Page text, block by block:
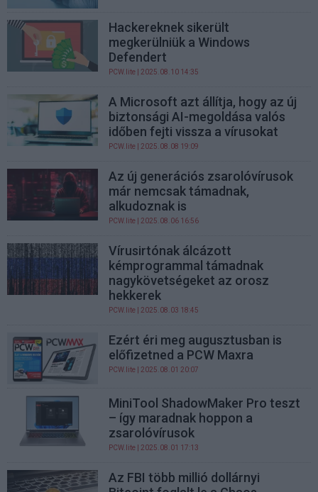
Hackereknek sikerült
megkerülniük a Windows
Defendert
PCW.lite | 2025.08.10 14:35
A Microsoft azt állítja, hogy az új
biztonsági AI-megoldása valós
időben fejti vissza a vírusokat
PCW.lite | 2025.08.08 19:09
Az új generációs zsarolóvírusok
már nemcsak támadnak,
alkudoznak is
PCW.lite | 2025.08.06 16:56
Vírusirtónak álcázott
kémprogrammal támadnak
nagykövetségeket az orosz
hekkerek
PCW.lite | 2025.08.03 18:45
Ezért éri meg augusztusban is
előfizetned a PCW Maxra
PCW.lite | 2025.08.01 20:07
MiniTool ShadowMaker Pro teszt
– így maradnak hoppon a
zsarolóvírusok
PCW.lite | 2025.08.01 17:13
Az FBI több millió dollárnyi